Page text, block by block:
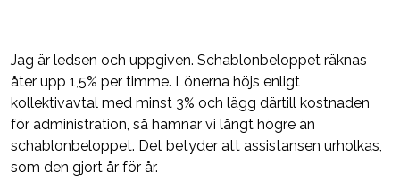
Jag är ledsen och uppgiven. Schablonbeloppet räknas
åter upp 1,5% per timme. Lönerna höjs enligt
kollektivavtal med minst 3% och lägg därtill kostnaden
för administration, så hamnar vi långt högre än
schablonbeloppet. Det betyder att assistansen urholkas,
som den gjort år för år.